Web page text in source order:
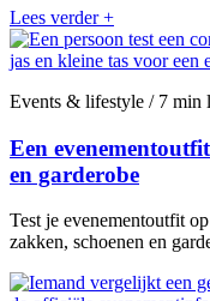
Lees verder+
Events & lifestyle / 7 min
Een
en garderobe
Test je evenementoutfit
zakken, schoenen en